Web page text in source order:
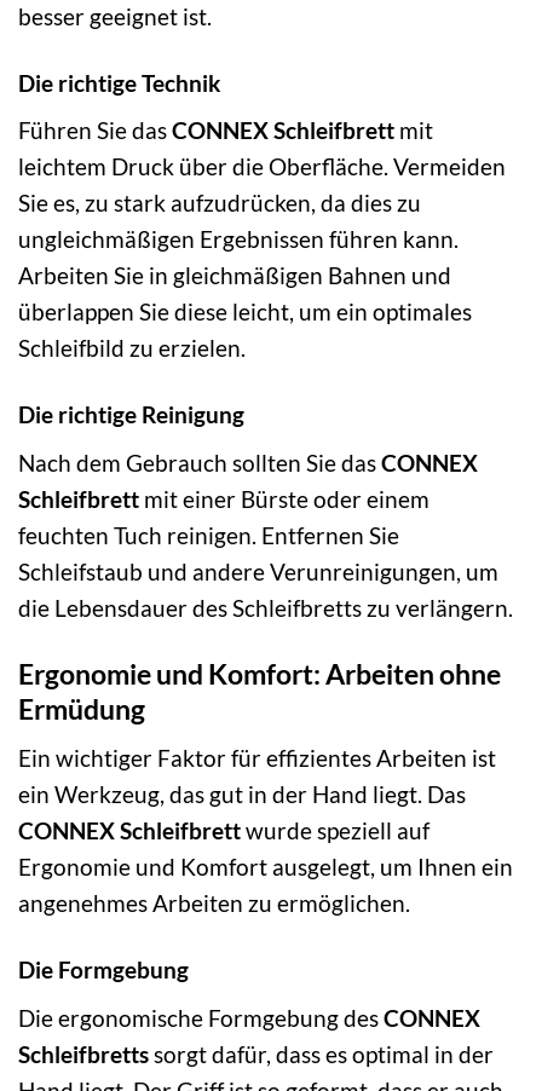
besser geeignet ist.
Die richtige Technik
Führen Sie dasCONNEX Schleifbrett mit
leichtem Druck über die Oberfläche. Vermeiden
Sie es, zu stark aufzudrücken, da dies zu
ungleichmäßigen Ergebnissen führen kann.
Arbeiten Sie in gleichmäßigen Bahnen und
überlappen Sie diese leicht, um ein optimales
Schleifbild zu erzielen.
Die richtige Reinigung
Nach dem Gebrauch sollten Sie dasCONNEX
Schleifbrett mit einer Bürste oder einem
feuchten Tuch reinigen. Entfernen Sie
Schleifstaub und andere Verunreinigungen, um
die Lebensdauer des Schleifbretts zu verlängern.
Ergonomie und Komfort: Arbeiten ohne
Ermüdung
Ein wichtiger Faktor für effizientes Arbeiten ist
ein Werkzeug, das gut in der Hand liegt. Das
CONNEX Schleifbrettwurde speziell auf
Ergonomie und Komfort ausgelegt, um Ihnen ein
angenehmes Arbeiten zu ermöglichen.
Die Formgebung
Die ergonomische Formgebung desCONNEX
Schleifbrettssorgt dafür, dass es optimal in der